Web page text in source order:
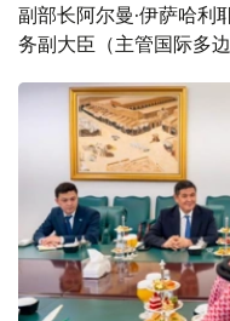
副部长阿尔曼·伊萨哈利
务副大臣（主管国际多边